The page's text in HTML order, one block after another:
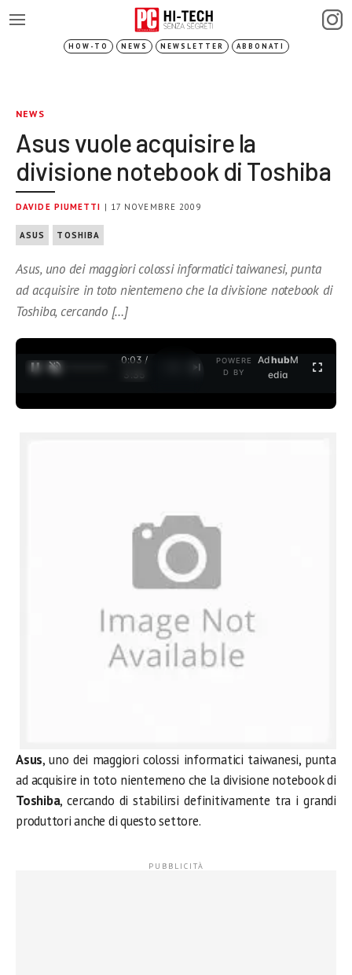
HOW-TO NEWS NEWSLETTER ABBONATI
NEWS
Asus vuole acquisire la
divisione notebook di Toshiba
DAVIDE PIUMETTI | 17 NOVEMBRE 2009
ASUS TOSHIBA
Asus, uno dei maggiori colossi informatici taiwanesi, punta
ad acquisire in toto nientemeno che la divisione notebook di
Toshiba, cercando […]
0:03 /
3:35
POWERE
D BY
AdhubM
edia
Asus, uno dei maggiori colossi informatici taiwanesi, punta
ad acquisire in toto nientemeno che la divisione notebook di
Toshiba, cercando di stabilirsi definitivamente tra i grandi
produttori anche di questo settore.